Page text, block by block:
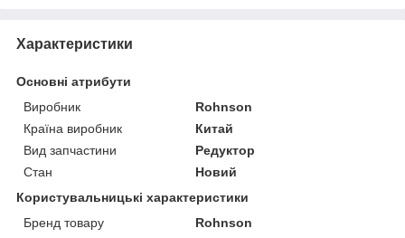
Характеристики
Основні атрибути
Виробник
Rohnson
Країна виробник
Китай
Вид запчастини
Редуктор
Стан
Новий
Користувальницькі характеристики
Бренд товару
Rohnson